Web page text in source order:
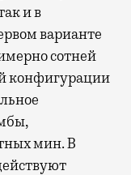
и в
варианте
сотней
конфигурации
мин. В